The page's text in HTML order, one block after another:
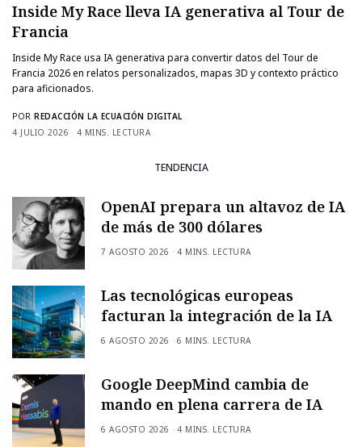
Inside My Race lleva IA generativa al Tour de
Francia
Inside My Race usa IA generativa para convertir datos del Tour de
Francia 2026 en relatos personalizados, mapas 3D y contexto práctico
para aficionados.
POR REDACCIÓN LA ECUACIÓN DIGITAL
4 JULIO 2026
4 MINS. LECTURA
TENDENCIA
OpenAI prepara un altavoz de IA
de más de 300 dólares
7 AGOSTO 2026 4 MINS. LECTURA
Las tecnológicas europeas
facturan la integración de la IA
6 AGOSTO 2026 6 MINS. LECTURA
Google DeepMind cambia de
mando en plena carrera de IA
6 AGOSTO 2026 4 MINS. LECTURA